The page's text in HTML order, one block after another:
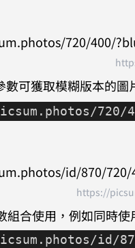
數可獲取模糊版本的圖
720/
https://
組合使用，例如同時使
id/